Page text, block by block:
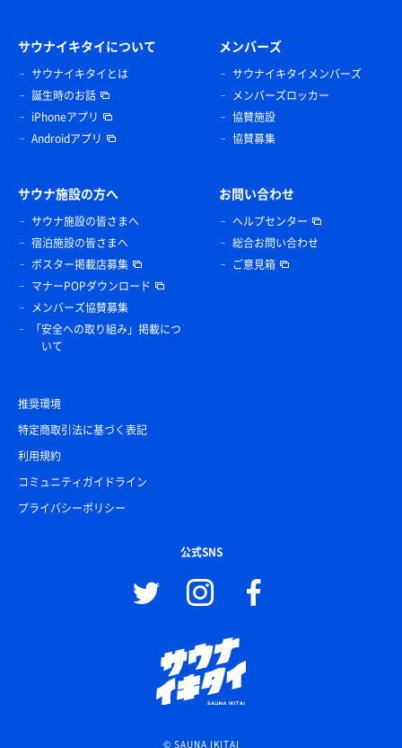
サウナイキタイについて
サウナイキタイとは
誕生時のお話
iPhoneアプリ
Androidアプリ
メンバーズ
サウナイキタイメンバーズ
メンバーズロッカー
協賛施設
協賛募集
サウナ施設の方へ
サウナ施設の皆さまへ
宿泊施設の皆さまへ
ポスター掲載店募集
マナーPOPダウンロード
メンバーズ協賛募集
「安全への取り組み」掲載につ
いて
お問い合わせ
ヘルプセンター
総合お問い合わせ
ご意見箱
推奨環境
特定商取引法に基づく表記
利用規約
コミュニティガイドライン
プライバシーポリシー
公式SNS
© SAUNA IKITAI